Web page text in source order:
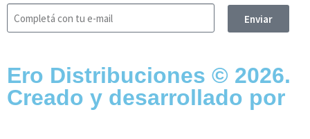
Enviar
Ero Distribuciones © 2026.
Creado y desarrollado por